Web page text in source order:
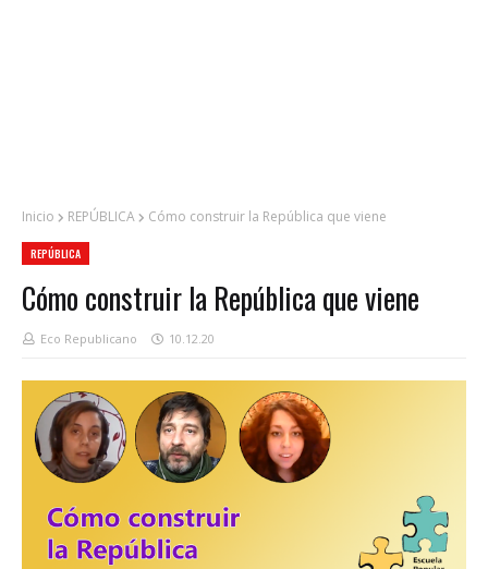
Inicio REPÚBLICA Cómo construir la República que viene
REPÚBLICA
Cómo construir la República que viene
Eco Republicano 10.12.20